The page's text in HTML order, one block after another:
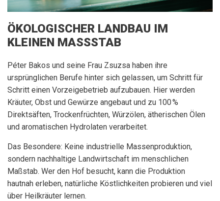
ÖKOLOGISCHER LANDBAU IM
KLEINEN MASSSTAB
Péter Bakos und seine Frau Zsuzsa haben ihre
ursprünglichen Berufe hinter sich gelassen, um Schritt für
Schritt einen Vorzeigebetrieb aufzubauen. Hier werden
Kräuter, Obst und Gewürze angebaut und zu 100 %
Direktsäften, Trockenfrüchten, Würzölen, ätherischen Ölen
und aromatischen Hydrolaten verarbeitet.
Das Besondere: Keine industrielle Massenproduktion,
sondern nachhaltige Landwirtschaft im menschlichen
Maßstab. Wer den Hof besucht, kann die Produktion
hautnah erleben, natürliche Köstlichkeiten probieren und viel
über Heilkräuter lernen.